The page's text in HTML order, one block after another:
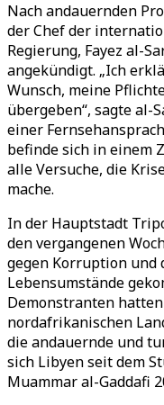
Nach andauernden
der Chef der
Regierung, Fayez al-
angekündigt. „Ich
Wunsch, meine
übergeben“, sagte al-
einer
befinde sich in einem
alle Versuche, die
mache.
In der Hauptstadt
den vergangenen
gegen Korruption und
Lebensumstände
Demonstranten
nordafrikanischen
die andauernde und
sich Libyen seit dem
Muammar al-Gaddafi